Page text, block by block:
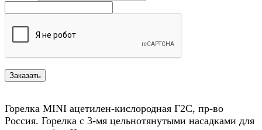
Горелка MINI ацетилен-кислородная Г2С, пр-во
Россия. Горелка с 3-мя цельнотянутыми насадками для